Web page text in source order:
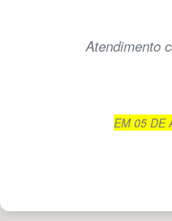
Atendimento
EM 05 DE